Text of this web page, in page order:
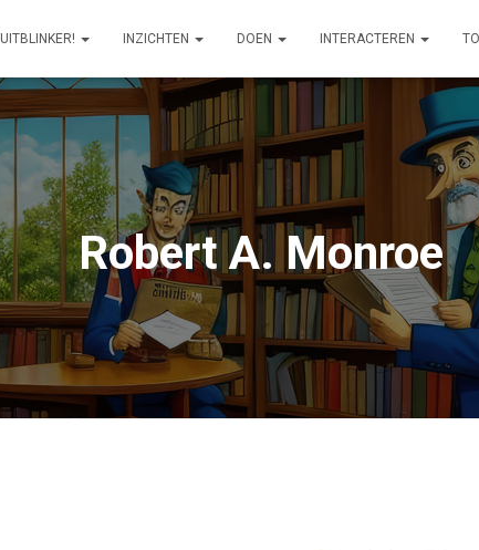
UITBLINKER! INZICHTEN DOEN INTERACTEREN
Robert A. Monroe